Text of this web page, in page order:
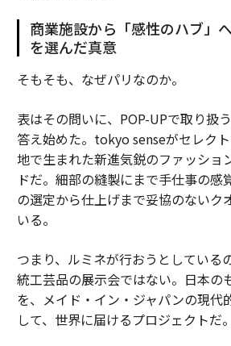
商業施設から「感性のハブ」
を選んだ真意
そもそも、なぜパリなのか。
表はその問いに、POP-UPで取り扱
答え始めた。tokyo senseがセレク
地で生まれた新進気鋭のファッショ
ドだ。細部の縫製にまで手仕事の感
の選定から仕上げまで妥協のないク
いる。
つまり、ルミネが行おうとしている
統工芸品の展示会ではない。日本の
を、メイド・イン・ジャパンの現代
して、世界に届けるプロジェクトだ。